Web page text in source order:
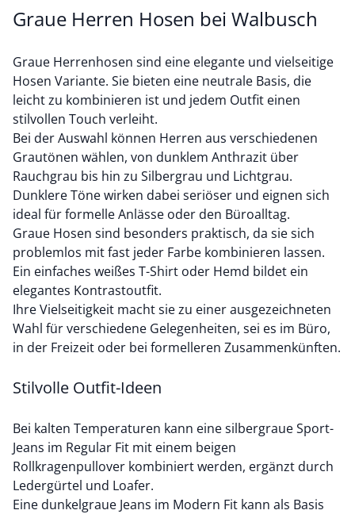
Graue Herren Hosen bei Walbusch
Graue Herrenhosen sind eine elegante und vielseitige
Hosen Variante. Sie bieten eine neutrale Basis, die
leicht zu kombinieren ist und jedem Outfit einen
stilvollen Touch verleiht.
Bei der Auswahl können Herren aus verschiedenen
Grautönen wählen, von dunklem Anthrazit über
Rauchgrau bis hin zu Silbergrau und Lichtgrau.
Dunklere Töne wirken dabei seriöser und eignen sich
ideal für formelle Anlässe oder den Büroalltag.
Graue Hosen sind besonders praktisch, da sie sich
problemlos mit fast jeder Farbe kombinieren lassen.
Ein einfaches weißes T-Shirt oder Hemd bildet ein
elegantes Kontrastoutfit.
Ihre Vielseitigkeit macht sie zu einer ausgezeichneten
Wahl für verschiedene Gelegenheiten, sei es im Büro,
in der Freizeit oder bei formelleren Zusammenkünften.
Stilvolle Outfit-Ideen
Bei kalten Temperaturen kann eine silbergraue Sport-
Jeans im Regular Fit mit einem beigen
Rollkragenpullover kombiniert werden, ergänzt durch
Ledergürtel und Loafer.
Eine dunkelgraue Jeans im Modern Fit kann als Basis